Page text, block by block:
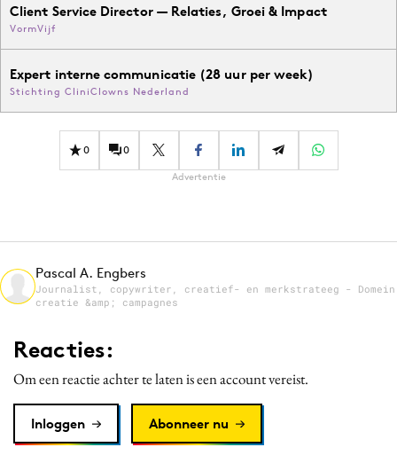
Client Service Director — Relaties, Groei & Impact
VormVijf
Expert interne communicatie (28 uur per week)
Stichting CliniClowns Nederland
0 0
Advertentie
Pascal A. Engbers
Journalist, copywriter, creatief- en merkstrateeg - Domein
creatie &amp; campagnes
Reacties:
Om een reactie achter te laten is een account vereist.
Inloggen Abonneer nu